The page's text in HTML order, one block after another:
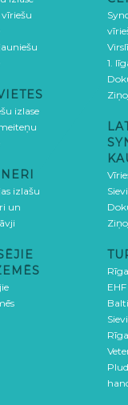
izlase
izlašu
un
1.